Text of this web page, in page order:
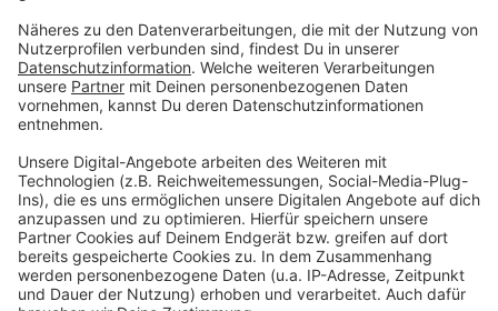
Verfügung. Hier bekommt Ihr außerdem den
"Directors-Cut" - die Original-Telefonate in längerer
Version. Elvis wird sich mit Kollegen und ehemaligen
"Opfern" über die Telefonate aus den letzten zwei
dabei ergangen ist und wobei er selbst mal ins
Schleudern gekommen ist. Viel Spaß beim Zuhören und
bitte nicht erschrecken, wenn dabei das Telefon
klingelt. Es muss ja nicht unbedingt Elvis Eifel dran
sein.